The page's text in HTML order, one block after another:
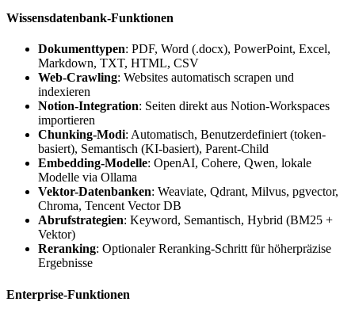
Wissensdatenbank-Funktionen
Dokumenttypen: PDF, Word (.docx), PowerPoint, Excel,
Markdown, TXT, HTML, CSV
Web-Crawling: Websites automatisch scrapen und
indexieren
Notion-Integration: Seiten direkt aus Notion-Workspaces
importieren
Chunking-Modi: Automatisch, Benutzerdefiniert (token-
basiert), Semantisch (KI-basiert), Parent-Child
Embedding-Modelle: OpenAI, Cohere, Qwen, lokale
Modelle via Ollama
Vektor-Datenbanken: Weaviate, Qdrant, Milvus, pgvector,
Chroma, Tencent Vector DB
Abrufstrategien: Keyword, Semantisch, Hybrid (BM25 +
Vektor)
Reranking: Optionaler Reranking-Schritt für höherpräzise
Ergebnisse
Enterprise-Funktionen